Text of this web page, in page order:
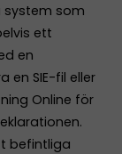
system som
ett
en
en SIE-fil eller
Online för
befintliga